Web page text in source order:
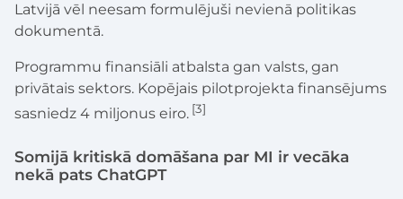
Latvijā vēl neesam formulējuši nevienā politikas
dokumentā.
Programmu finansiāli atbalsta gan valsts, gan
privātais sektors. Kopējais pilotprojekta finansējums
sasniedz 4 miljonus eiro. [3]
Somijā kritiskā domāšana par MI ir vecāka
nekā pats ChatGPT